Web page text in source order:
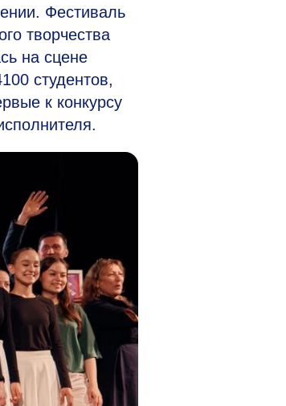
Фестиваль
творчества
на сцене
студентов,
к конкурсу